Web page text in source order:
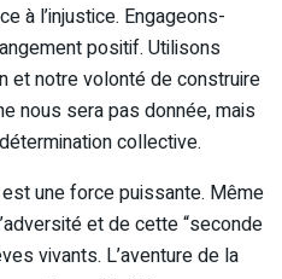
à l’injustice. Engageons-
positif. Utilisons
et notre volonté de construire
nous sera pas donnée, mais
collective.
est une force puissante. Même
et de cette “seconde
vivants. L’aventure de la